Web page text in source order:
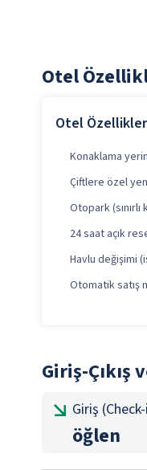
Otel
Otel
Konaklama
Çiftlere özel
Otopark
24 saat açık
Havlu değişimi
Otomatik satış
Giriş-
Giriş
öğlen